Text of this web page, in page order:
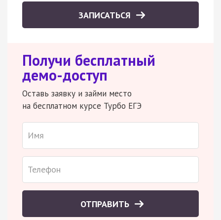
ЗАПИСАТЬСЯ
Получи бесплатный
демо-доступ
Оставь заявку и займи место
на бесплатном курсе Турбо ЕГЭ
ОТПРАВИТЬ